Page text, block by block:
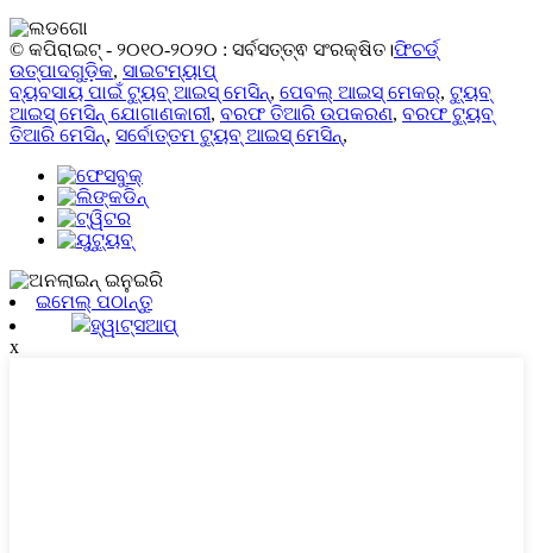
© କପିରାଇଟ୍ - ୨୦୧୦-୨୦୨୦ : ସର୍ବସତ୍ତ୍ଵ ସଂରକ୍ଷିତ।ଫିଚର୍ଡ୍
ଉତ୍ପାଦଗୁଡ଼ିକ, ସାଇଟମ୍ୟାପ୍
ବ୍ୟବସାୟ ପାଇଁ ଟ୍ୟୁବ୍ ଆଇସ୍ ମେସିନ୍, ପେବଲ୍ ଆଇସ୍ ମେକର୍, ଟ୍ୟୁବ୍
ଆଇସ୍ ମେସିନ୍ ଯୋଗାଣକାରୀ, ବରଫ ତିଆରି ଉପକରଣ, ବରଫ ଟ୍ୟୁବ୍
ତିଆରି ମେସିନ୍, ସର୍ବୋତ୍ତମ ଟ୍ୟୁବ୍ ଆଇସ୍ ମେସିନ୍,
ଇମେଲ୍ ପଠାନ୍ତୁ
ହ୍ୱାଟ୍ସଆପ୍
x